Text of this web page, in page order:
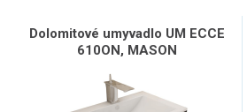
Dolomitové umyvadlo UM ECCE
610ON, MASON